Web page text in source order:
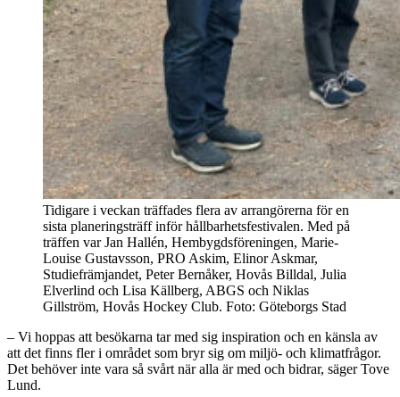
Tidigare i veckan träffades flera av arrangörerna för en
sista planeringsträff inför hållbarhetsfestivalen. Med på
träffen var Jan Hallén, Hembygdsföreningen, Marie-
Louise Gustavsson, PRO Askim, Elinor Askmar,
Studiefrämjandet, Peter Bernåker, Hovås Billdal, Julia
Elverlind och Lisa Källberg, ABGS och Niklas
Gillström, Hovås Hockey Club. Foto: Göteborgs Stad
– Vi hoppas att besökarna tar med sig inspiration och en känsla av
att det finns fler i området som bryr sig om miljö- och klimatfrågor.
Det behöver inte vara så svårt när alla är med och bidrar, säger Tove
Lund.